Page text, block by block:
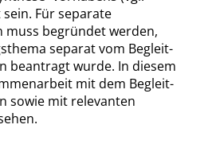
Für separate
begründet werden,
separat vom Begleit-
beantragt wurde. In diesem
mit dem Begleit-
sowie mit relevanten